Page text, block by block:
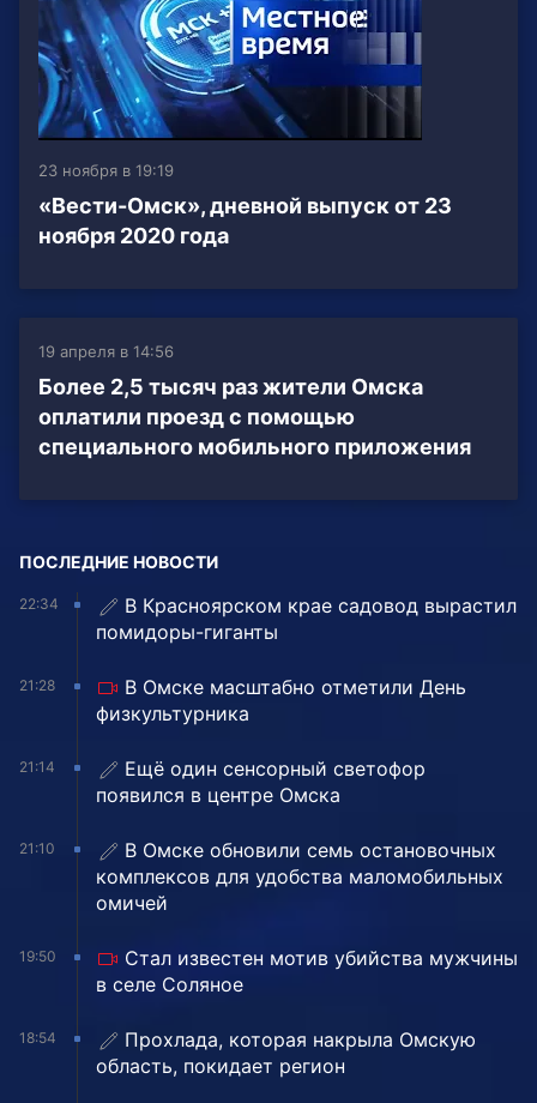
23 ноября в 19:19
«Вести-Омск», дневной выпуск от 23
ноября 2020 года
19 апреля в 14:56
Более 2,5 тысяч раз жители Омска
оплатили проезд с помощью
специального мобильного приложения
ПОСЛЕДНИЕ НОВОСТИ
22:34
В Красноярском крае садовод вырастил
помидоры-гиганты
21:28
В Омске масштабно отметили День
физкультурника
21:14
Ещё один сенсорный светофор
появился в центре Омска
21:10
В Омске обновили семь остановочных
комплексов для удобства маломобильных
омичей
19:50
Стал известен мотив убийства мужчины
в селе Соляное
18:54
Прохлада, которая накрыла Омскую
область, покидает регион